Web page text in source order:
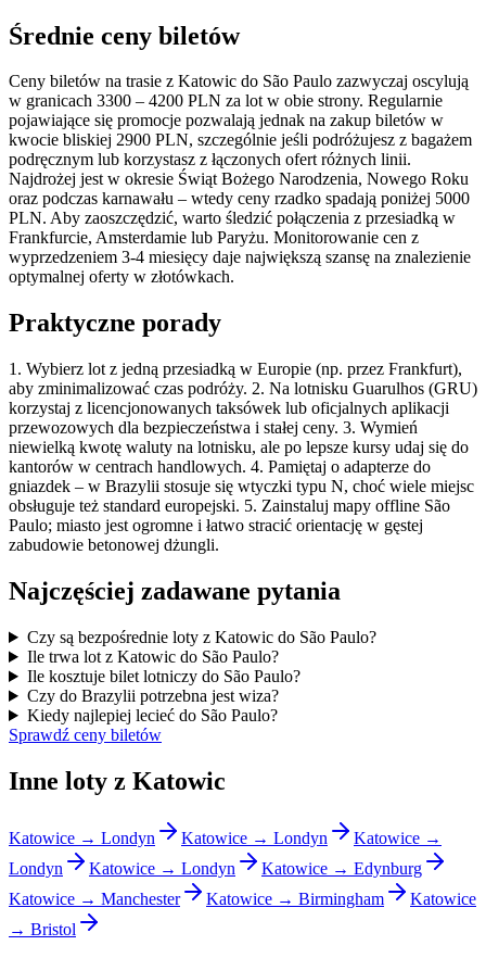
Średnie ceny biletów
Ceny biletów na trasie z Katowic do São Paulo zazwyczaj oscylują
w granicach 3300 – 4200 PLN za lot w obie strony. Regularnie
pojawiające się promocje pozwalają jednak na zakup biletów w
kwocie bliskiej 2900 PLN, szczególnie jeśli podróżujesz z bagażem
podręcznym lub korzystasz z łączonych ofert różnych linii.
Najdrożej jest w okresie Świąt Bożego Narodzenia, Nowego Roku
oraz podczas karnawału – wtedy ceny rzadko spadają poniżej 5000
PLN. Aby zaoszczędzić, warto śledzić połączenia z przesiadką w
Frankfurcie, Amsterdamie lub Paryżu. Monitorowanie cen z
wyprzedzeniem 3-4 miesięcy daje największą szansę na znalezienie
optymalnej oferty w złotówkach.
Praktyczne porady
1. Wybierz lot z jedną przesiadką w Europie (np. przez Frankfurt),
aby zminimalizować czas podróży. 2. Na lotnisku Guarulhos (GRU)
korzystaj z licencjonowanych taksówek lub oficjalnych aplikacji
przewozowych dla bezpieczeństwa i stałej ceny. 3. Wymień
niewielką kwotę waluty na lotnisku, ale po lepsze kursy udaj się do
kantorów w centrach handlowych. 4. Pamiętaj o adapterze do
gniazdek – w Brazylii stosuje się wtyczki typu N, choć wiele miejsc
obsługuje też standard europejski. 5. Zainstaluj mapy offline São
Paulo; miasto jest ogromne i łatwo stracić orientację w gęstej
zabudowie betonowej dżungli.
Najczęściej zadawane pytania
Czy są bezpośrednie loty z Katowic do São Paulo?
Ile trwa lot z Katowic do São Paulo?
Ile kosztuje bilet lotniczy do São Paulo?
Czy do Brazylii potrzebna jest wiza?
Kiedy najlepiej lecieć do São Paulo?
Sprawdź ceny biletów
Inne loty z Katowic
Katowice → Londyn Katowice → Londyn
Katowice →
Londyn
Katowice → Londyn
Katowice → Edynburg
Katowice → Manchester
Katowice → Birmingham
Katowice
→ Bristol